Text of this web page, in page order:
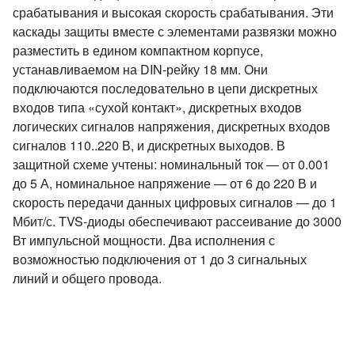
срабатывания и высокая скорость срабатывания. Эти
каскады защиты вместе с элементами развязки можно
разместить в едином компактном корпусе,
устанавливаемом на DIN-рейку 18 мм. Они
подключаются последовательно в цепи дискретных
входов типа «сухой контакт», дискретных входов
логических сигналов напряжения, дискретных входов
сигналов 110..220 В, и дискретных выходов. В
защитной схеме учтены: номинальный ток — от 0.001
до 5 А, номинальное напряжение — от 6 до 220 В и
скорость передачи данных цифровых сигналов — до 1
Мбит/с. TVS-диоды обеспечивают рассеивание до 3000
Вт импульсной мощности. Два исполнения с
возможностью подключения от 1 до 3 сигнальных
линий и общего провода.